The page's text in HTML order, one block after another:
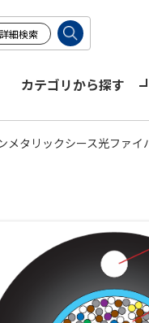
カテゴリから探す
メタリックシース光ファイ